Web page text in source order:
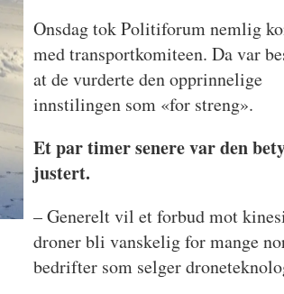
Onsdag tok Politiforum nemlig
med transportkomiteen. Da var
at de vurderte den opprinnelige
innstilingen som «for streng».
Et par timer senere var den
justert.
– Generelt vil et forbud mot
droner bli vanskelig for mange
bedrifter som selger